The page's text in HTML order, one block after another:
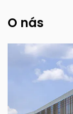
O nás